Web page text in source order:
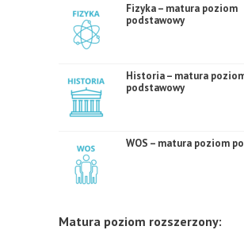
Fizyka – matura poziom
podstawowy
Historia – matura
podstawowy
WOS – matura poziom
Matura poziom rozszerzony: